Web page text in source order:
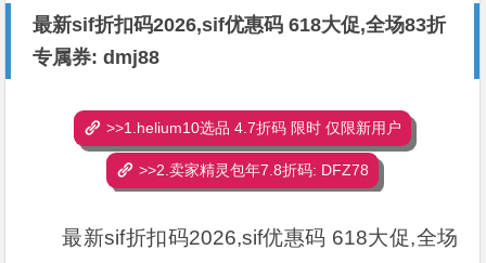
最新sif折扣码2026,sif优惠码 618大促,全场83折
专属券: dmj88
>>1.helium10选品 4.7折码 限时 仅限新用户
>>2.卖家精灵包年7.8折码: DFZ78
最新sif折扣码2026,sif优惠码 618大促,全场